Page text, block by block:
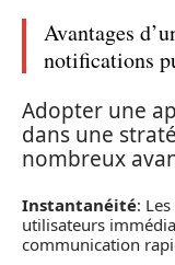
Avantages
notifications
Adopter une
dans une
nombreux
Instantanéité:
utilisateurs
communication